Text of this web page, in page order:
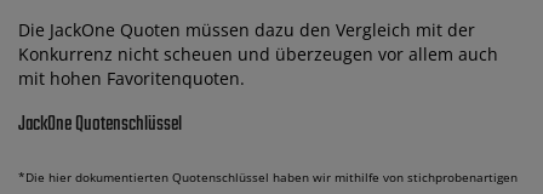
Die JackOne Quoten müssen dazu den Vergleich mit der
Konkurrenz nicht scheuen und überzeugen vor allem auch
mit hohen Favoritenquoten.
JackOne Quotenschlüssel
*Die hier dokumentierten Quotenschlüssel haben wir mithilfe von stichprobenartigen